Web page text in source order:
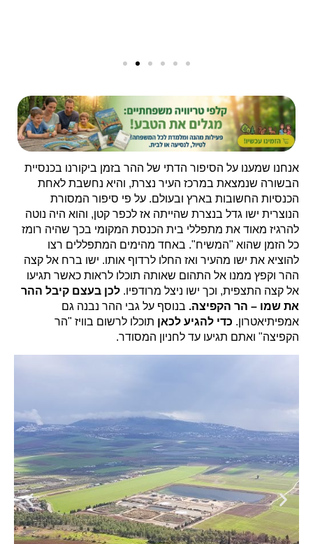
אנחנו שמענו על הסיפור הדתי של ההר בזמן ביקורנו בכנסיית
הבשורה שנמצאת במרכז העיר נצרת, והיא נחשבת לאחת
הכנסיות החשובות בארץ ובעולם. על פי סיפור המסורת
הנוצרית ישו גדל בנצרת שהייתה אז לכפר קטן, והוא היה נוטה
להרגיז מאוד את מתפללי בית הכנסת המקומי בכך שהיה רומז
כל הזמן שהוא "המשיח". באחד מהימים המתפללים רצו
להוציא את ישו מהעיר ואז החלו לרדוף אותו. ישו ברח אל קצה
ההר וקפץ ממנו אל התהום שאותה תוכלו לראות כאשר תגיעו
אל קצה התצפית, וכך ישו ניצל מרודפיו. לכן בעצם קיבל ההר
את שמו – הר הקפיצה. בנוסף על גבי ההר נבנה גם
אמפיתיאטרון. כדי להגיע לכאן תוכלו לרשום בוויז "הר
הקפיצה" ואתם תגיעו עד לחניון המסודר.